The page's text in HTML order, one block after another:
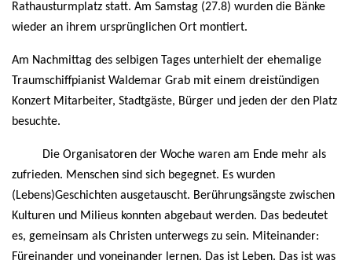
Rathausturmplatz statt. Am Samstag (27.8) wurden die Bänke
wieder an ihrem ursprünglichen Ort montiert.
Am Nachmittag des selbigen Tages unterhielt der ehemalige
Traumschiffpianist Waldemar Grab mit einem dreistündigen
Konzert Mitarbeiter, Stadtgäste, Bürger und jeden der den Platz
besuchte.
Die Organisatoren der Woche waren am Ende mehr als
zufrieden. Menschen sind sich begegnet. Es wurden
(Lebens)Geschichten ausgetauscht. Berührungsängste zwischen
Kulturen und Milieus konnten abgebaut werden. Das bedeutet
es, gemeinsam als Christen unterwegs zu sein. Miteinander:
Füreinander und voneinander lernen. Das ist Leben. Das ist was